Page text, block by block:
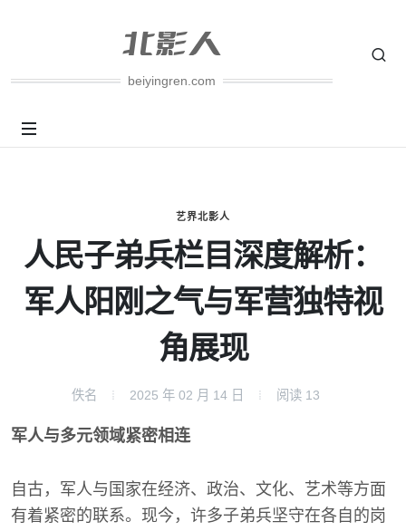
beiyingren.com
艺界北影人
人民子弟兵栏目深度解析：
军人阳刚之气与军营独特视
角展现
佚名 2025 年 02 月 14 日 阅读 13
军人与多元领域紧密相连
自古，军人与国家在经济、政治、文化、艺术等方面
有着紧密的联系。现今，许多子弟兵坚守在各自的岗